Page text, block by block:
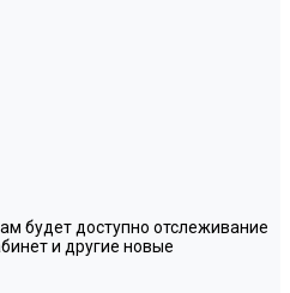
будет доступно отслеживание
и другие новые